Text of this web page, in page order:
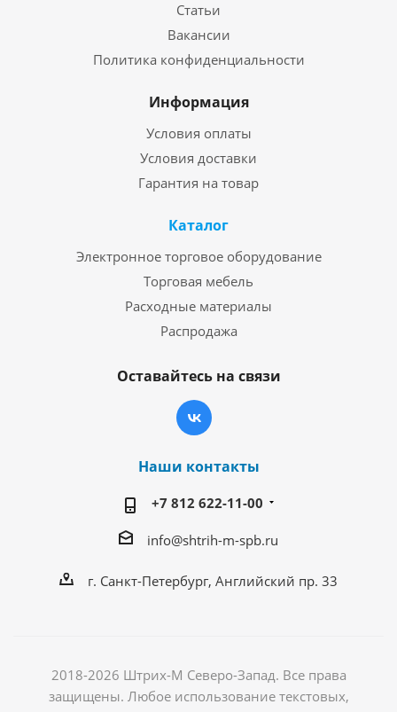
Статьи
Вакансии
Политика конфиденциальности
Информация
Условия оплаты
Условия доставки
Гарантия на товар
Каталог
Электронное торговое оборудование
Торговая мебель
Расходные материалы
Распродажа
Оставайтесь на связи
Наши контакты
+7 812 622-11-00
info@shtrih-m-spb.ru
г. Санкт-Петербург, Английский пр. 33
2018-2026 Штрих-М Северо-Запад. Все права
защищены. Любое использование текстовых,